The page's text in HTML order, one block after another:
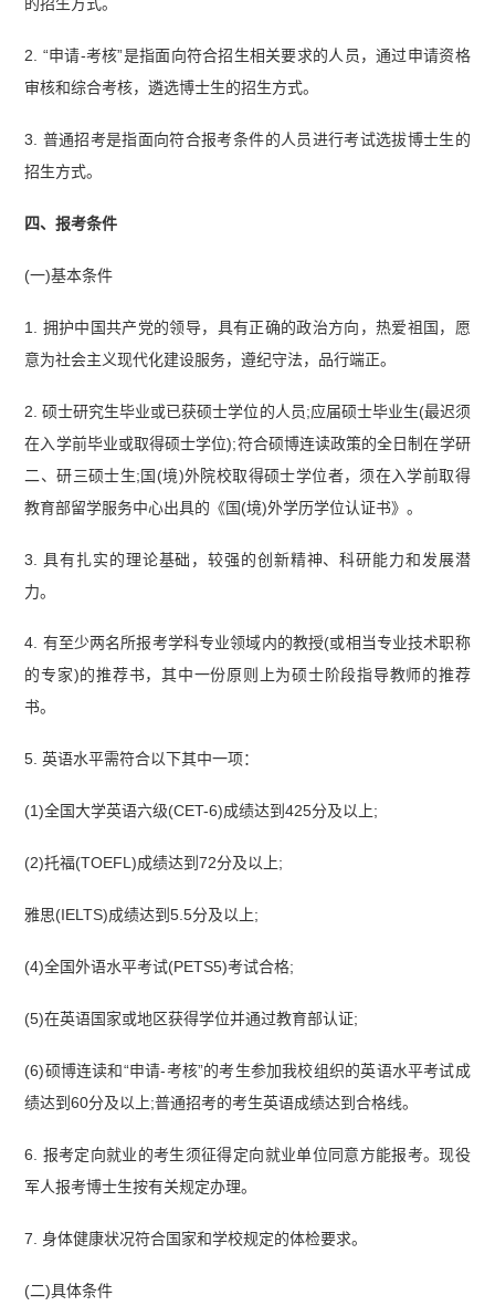
的招生方式。
2. “申请-考核”是指面向符合招生相关要求的人员，通过申请资格
审核和综合考核，遴选博士生的招生方式。
3. 普通招考是指面向符合报考条件的人员进行考试选拔博士生的
招生方式。
四、报考条件
(一)基本条件
1. 拥护中国共产党的领导，具有正确的政治方向，热爱祖国，愿
意为社会主义现代化建设服务，遵纪守法，品行端正。
2. 硕士研究生毕业或已获硕士学位的人员;应届硕士毕业生(最迟须
在入学前毕业或取得硕士学位);符合硕博连读政策的全日制在学研
二、研三硕士生;国(境)外院校取得硕士学位者，须在入学前取得
教育部留学服务中心出具的《国(境)外学历学位认证书》。
3. 具有扎实的理论基础，较强的创新精神、科研能力和发展潜
力。
4. 有至少两名所报考学科专业领域内的教授(或相当专业技术职称
的专家)的推荐书，其中一份原则上为硕士阶段指导教师的推荐
书。
5. 英语水平需符合以下其中一项：
(1)全国大学英语六级(CET-6)成绩达到425分及以上;
(2)托福(TOEFL)成绩达到72分及以上;
雅思(IELTS)成绩达到5.5分及以上;
(4)全国外语水平考试(PETS5)考试合格;
(5)在英语国家或地区获得学位并通过教育部认证;
(6)硕博连读和“申请-考核”的考生参加我校组织的英语水平考试成
绩达到60分及以上;普通招考的考生英语成绩达到合格线。
6. 报考定向就业的考生须征得定向就业单位同意方能报考。现役
军人报考博士生按有关规定办理。
7. 身体健康状况符合国家和学校规定的体检要求。
(二)具体条件